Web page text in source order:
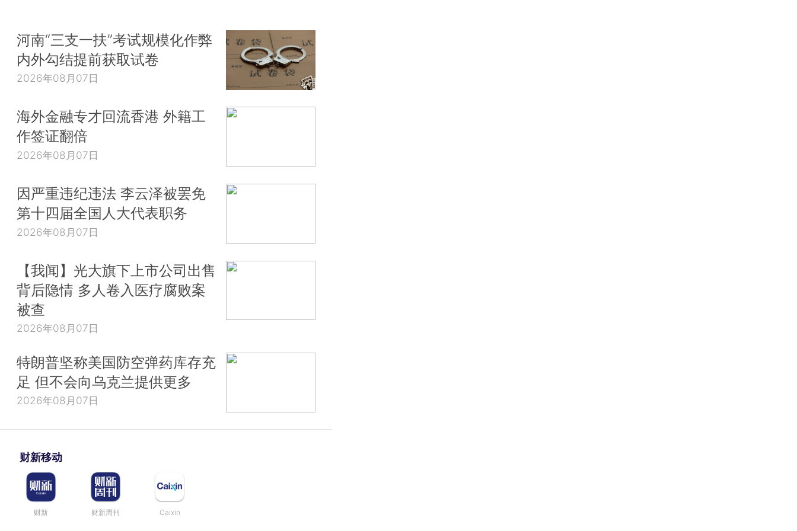
河南“三支一扶”考试规模化作弊
内外勾结提前获取试卷
2026年08月07日
海外金融专才回流香港 外籍工
作签证翻倍
2026年08月07日
因严重违纪违法 李云泽被罢免
第十四届全国人大代表职务
2026年08月07日
【我闻】光大旗下上市公司出售
背后隐情 多人卷入医疗腐败案
被查
2026年08月07日
特朗普坚称美国防空弹药库存充
足 但不会向乌克兰提供更多
2026年08月07日
财新移动
财新 财新周刊 Caixin